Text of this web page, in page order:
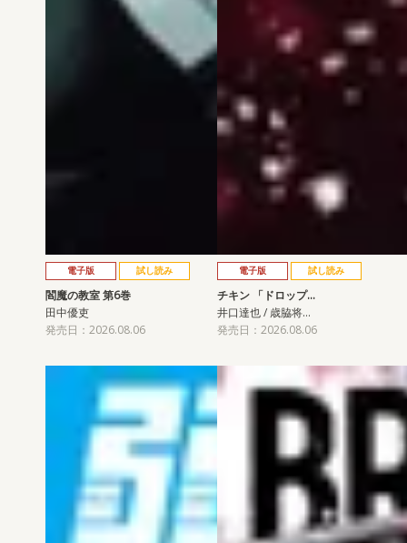
電子版 試し読み
閻魔の教室 第6巻
田中優吏
発売日：2026.08.06
電子版 試し読み
チキン 「ドロップ…
井口達也 / 歳脇将…
発売日：2026.08.06